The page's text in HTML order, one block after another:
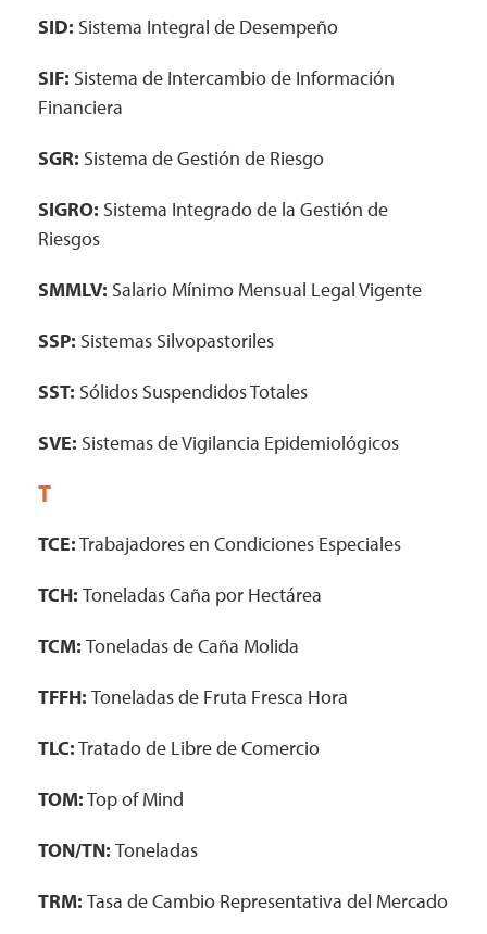
SID: Sistema Integral de Desempeño
SIF: Sistema de Intercambio de Información
Financiera
SGR: Sistema de Gestión de Riesgo
SIGRO: Sistema Integrado de la Gestión de
Riesgos
SMMLV: Salario Mínimo Mensual Legal Vigente
SSP: Sistemas Silvopastoriles
SST: Sólidos Suspendidos Totales
SVE: Sistemas de Vigilancia Epidemiológicos
T
TCE:Trabajadores en Condiciones Especiales
TCH: Toneladas Caña por Hectárea
TCM: Toneladas de Caña Molida
TFFH: Toneladas de Fruta Fresca Hora
TLC:Tratado de Libre de Comercio
TOM:Top of Mind
TON/TN: Toneladas
TRM: Tasa de Cambio Representativa del Mercado